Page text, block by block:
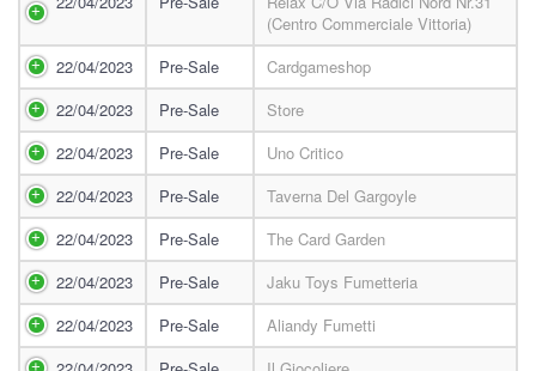
(centro Commerciale Vittoria)
22/04/2023
Pre-Sale
Cardgameshop
22/04/2023
Pre-Sale
Store
22/04/2023
Pre-Sale
Uno Critico
22/04/2023
Pre-Sale
Taverna Del Gargoyle
22/04/2023
Pre-Sale
The Card Garden
22/04/2023
Pre-Sale
Jaku Toys Fumetteria
22/04/2023
Pre-Sale
Aliandy Fumetti